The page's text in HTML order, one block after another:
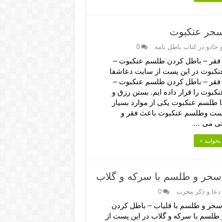
عنکبوت
در کتاب باطل نامه 0
– باطل کردن طلسم عنکبوت –
در این پست از سایت دعاشفا
– باطل کردن طلسم عنکبوت –
را قرار داده ایم. بستن رزق و
طلسم عنکبوت یکی از موارد بسیار
وطلسم عنکبوت باعث فقر و
می …
»
و طلسم با سرکه و گلاب
دعا و ذکر مجرب 0
و طلسم با قلیاب – باطل کردن
با سرکه و گلاب در این پست از